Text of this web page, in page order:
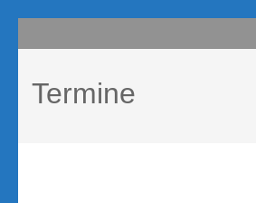
Inhalt
(Enter
drücken)
compurem
Termine